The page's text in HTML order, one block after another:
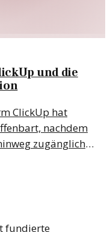
und die
ClickUp hat
nachdem
zugänglich
fundierte